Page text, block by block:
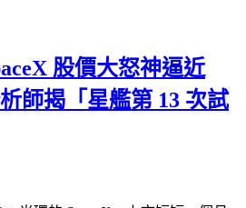
股價大怒神逼近
師揭「星艦第 13 次試